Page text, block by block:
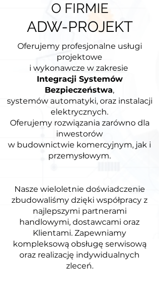
O FIRMIE
ADW-PROJEKT
Oferujemy profesjonalne usługi
projektowe
i wykonawcze w zakresie
Integracji Systemów
Bezpieczeństwa,
systemów automatyki, oraz instalacji
elektrycznych.
Oferujemy rozwiązania zarówno dla
inwestorów
w budownictwie komercyjnym, jak i
przemysłowym.
Nasze wieloletnie doświadczenie
zbudowaliśmy dzięki współpracy z
najlepszymi partnerami
handlowymi, dostawcami oraz
Klientami. Zapewniamy
kompleksową obsługę serwisową
oraz realizację indywidualnych
zleceń.